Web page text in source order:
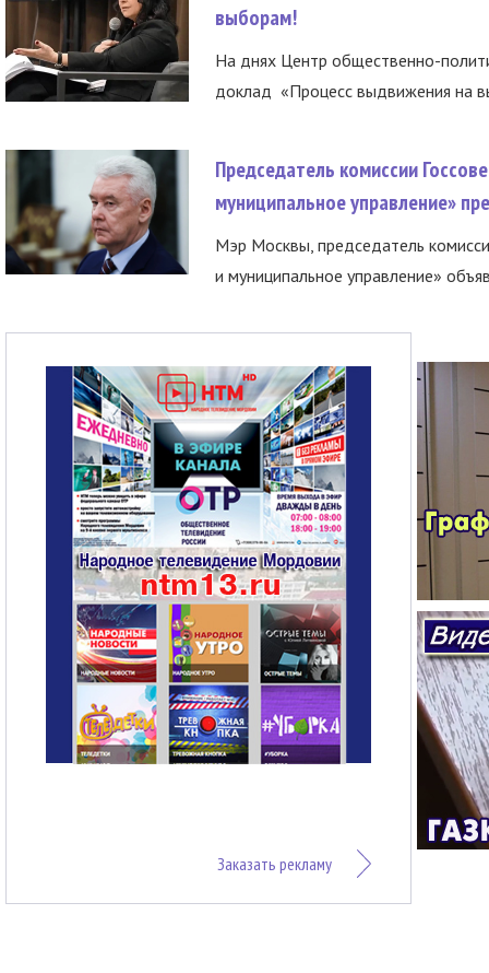
выборам!
На днях Центр общественно-
доклад «Процесс выдвижения на
Председатель комиссии
муниципальное управление»
Мэр Москвы, председатель
и муниципальное управление»
Заказать рекламу